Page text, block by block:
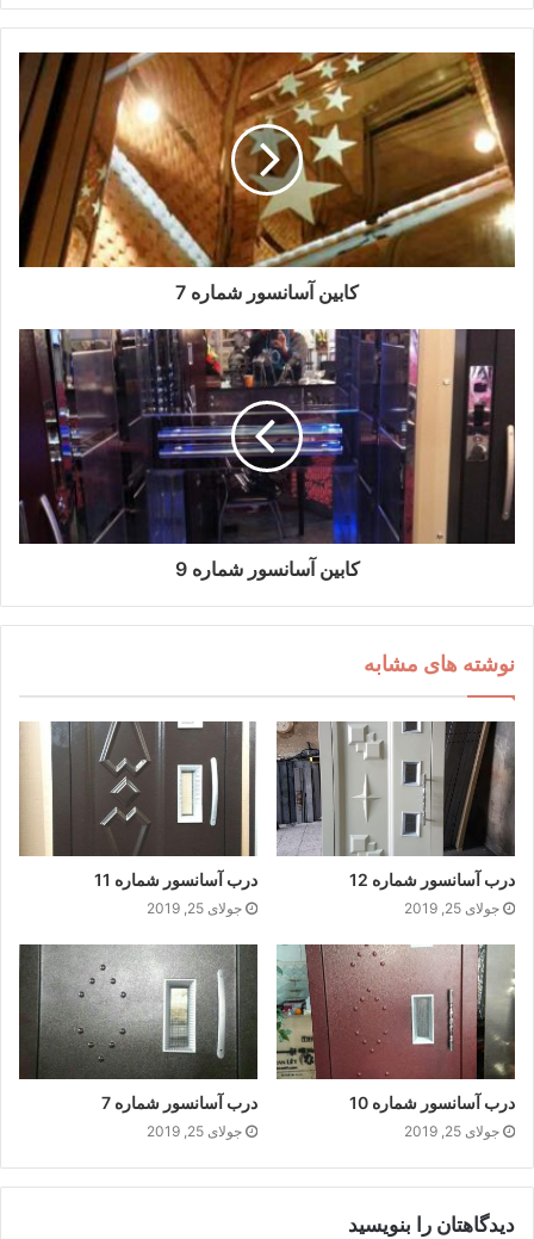
کنید
کابین آسانسور شماره 7
کابین آسانسور شماره 9
نوشته های مشابه
درب آسانسور شماره 12
جولای 25, 2019
درب آسانسور شماره 11
جولای 25, 2019
درب آسانسور شماره 10
جولای 25, 2019
درب آسانسور شماره 7
جولای 25, 2019
دیدگاهتان را بنویسید